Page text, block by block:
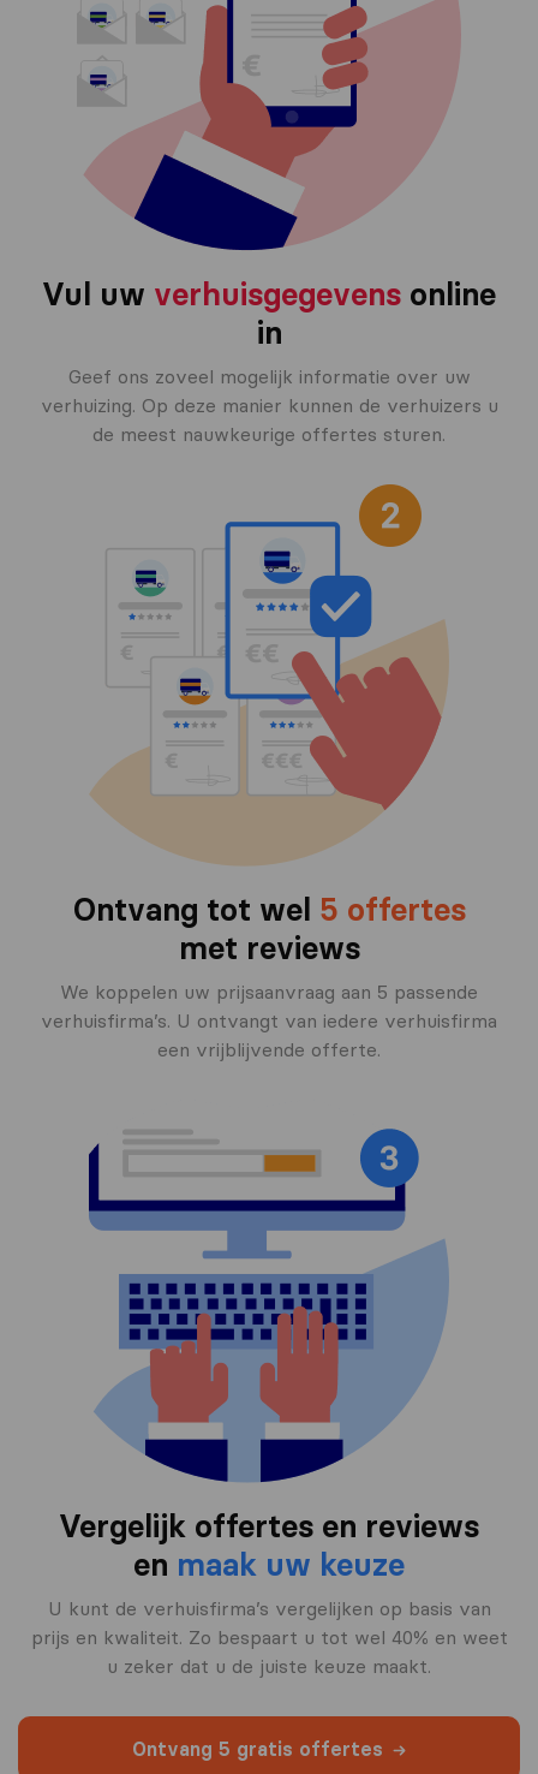
Vul uw verhuisgegevens online
in
Geef ons zoveel mogelijk informatie over uw
verhuizing. Op deze manier kunnen de verhuizers u
de meest nauwkeurige offertes sturen.
Ontvang tot wel 5 offertes
met reviews
We koppelen uw prijsaanvraag aan 5 passende
verhuisfirma’s. U ontvangt van iedere verhuisfirma
een vrijblijvende offerte.
Vergelijk offertes en reviews
en maak uw keuze
U kunt de verhuisfirma’s vergelijken op basis van
prijs en kwaliteit. Zo bespaart u tot wel 40% en weet
u zeker dat u de juiste keuze maakt.
Ontvang 5 gratis offertes